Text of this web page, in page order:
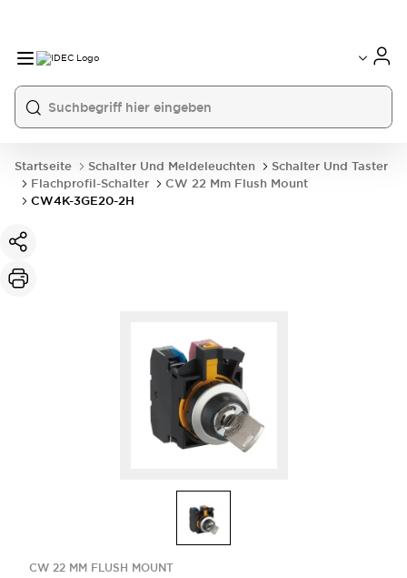
Startseite Schalter Und Meldeleuchten
Schalter Und Taster
Flachprofil-Schalter
CW 22 Mm Flush Mount
CW4K-3GE20-2H
CW 22 MM FLUSH MOUNT